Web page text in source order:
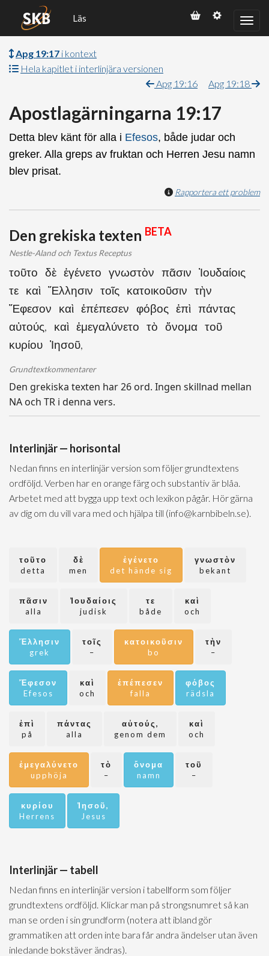
Läs
Apg 19:17 i kontext
Hela kapitlet i interlinjära versionen
Apg 19:16
Apg 19:18
Apostlagärningarna 19:17
Detta blev känt för alla i Efesos, både judar och
greker. Alla greps av fruktan och Herren Jesu namn
blev prisat.
Rapportera ett problem
Den grekiska texten BETA
Nestle-Aland och Textus Receptus
τοῦτο δὲ ἐγένετο γνωστὸν πᾶσιν Ἰουδαίοις
τε καὶ Ἕλλησιν τοῖς κατοικοῦσιν τὴν
Ἔφεσον καὶ ἐπέπεσεν φόβος ἐπὶ πάντας
αὐτούς, καὶ ἐμεγαλύνετο τὸ ὄνομα τοῦ
κυρίου Ἰησοῦ,
Grundtextkommentarer
Den grekiska texten har 26 ord. Ingen skillnad mellan
NA och TR i denna vers.
Interlinjär — horisontal
Nedan finns en interlinjär version som följer grundtextens
ordföljd. Verben har en orange färg och substantiv är blåa.
Arbetet med att bygga upp text och lexikon pågår. Hör gärna
av dig om du vill vara med och hjälpa till (info@karnbibeln.se).
τοῦτο
detta
δὲ
men
ἐγένετο
det hände sig
γνωστὸν
bekant
πᾶσιν
alla
Ἰουδαίοις
judisk
τε
både
καὶ
och
Ἕλλησιν
grek
τοῖς
–
κατοικοῦσιν
bo
τὴν
–
Ἔφεσον
Efesos
καὶ
och
ἐπέπεσεν
falla
φόβος
rädsla
ἐπὶ
på
πάντας
alla
αὐτούς,
genom dem
καὶ
och
ἐμεγαλύνετο
upphöja
τὸ
–
ὄνομα
namn
τοῦ
–
κυρίου
Herrens
Ἰησοῦ,
Jesus
Interlinjär — tabell
Nedan finns en interlinjär version i tabellform som följer
grundtextens ordföljd. Klickar man på strongsnumret så kan
man se orden i sin grundform (notera att ibland gör
grammatiken att orden inte bara får andra ändelser utan även
inledande bokstäver ändras).